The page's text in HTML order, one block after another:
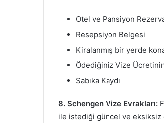
Otel ve Pansiyon
Resepsiyon Belgesi
Kiralanmış bir yerde
Ödediğiniz Vize
Sabıka Kaydı
8. Schengen Vize Evrakları:
ile istediği güncel ve eksiksiz